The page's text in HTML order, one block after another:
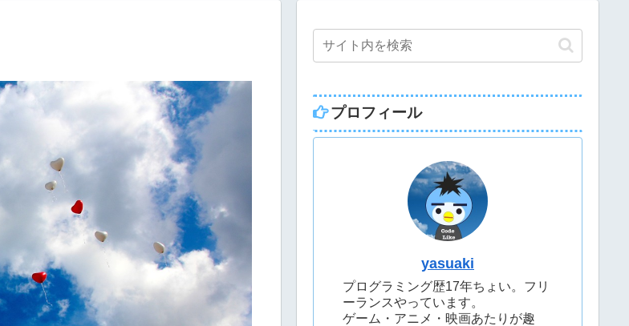
プロフィール
yasuaki
プログラミング歴17年ちょい。フリ
ーランスやっています。
ゲーム・アニメ・映画あたりが趣